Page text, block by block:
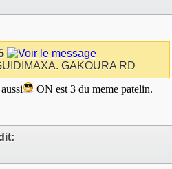
GAKOURA RD
ON est 3 du meme patelin.